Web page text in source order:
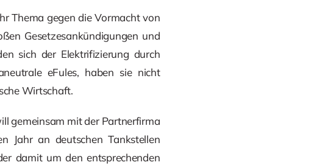
Thema gegen die Vormacht von
Gesetzesankündigungen und
sich der Elektrifizierung durch
eFules, haben sie nicht
Wirtschaft.
gemeinsam mit der Partnerfirma
Jahr an deutschen Tankstellen
damit um den entsprechenden